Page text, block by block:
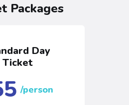
Packages
Day
Ticket
/person